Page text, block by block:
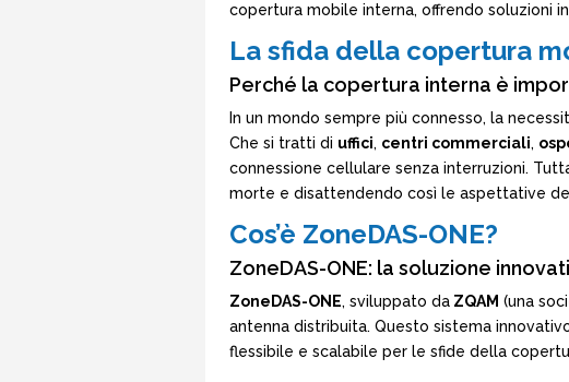
copertura mobile interna, offrendo soluzioni
La sfida della copertura
Perché la copertura interna è
In un mondo sempre più connesso, la
Che si tratti di uffici, centri commerciali,
connessione cellulare senza interruzioni.
morte e disattendendo così le aspettative
Cos’è ZoneDAS-ONE?
ZoneDAS-ONE: la soluzione
ZoneDAS-ONE, sviluppato daZQAM (una
antenna distribuita. Questo sistema
flessibile e scalabile per le sfide della